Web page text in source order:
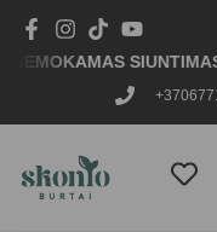
SIUNTIMAS